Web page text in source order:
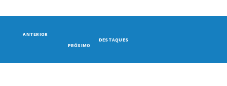
ANTERIOR
DESTAQUES
PRÓXIMO